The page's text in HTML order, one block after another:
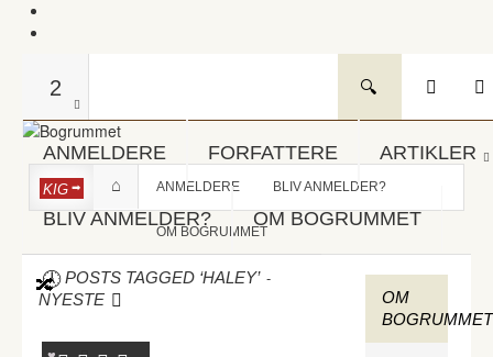
2
ANMELDERE FORFATTERE ARTIKLER
BLIV ANMELDER? OM BOGRUMMET
KIG ANMELDERE BLIV ANMELDER?
OM BOGRUMMET
POSTS TAGGED ‘HALEY’ -
NYESTE
OM
BOGRUMMET